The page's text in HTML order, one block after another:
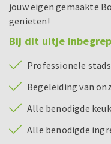
jouw eigen gemaakte
genieten!
Bij dit uitje
Professionele
Begeleiding van
Alle benodigde
Alle benodigde